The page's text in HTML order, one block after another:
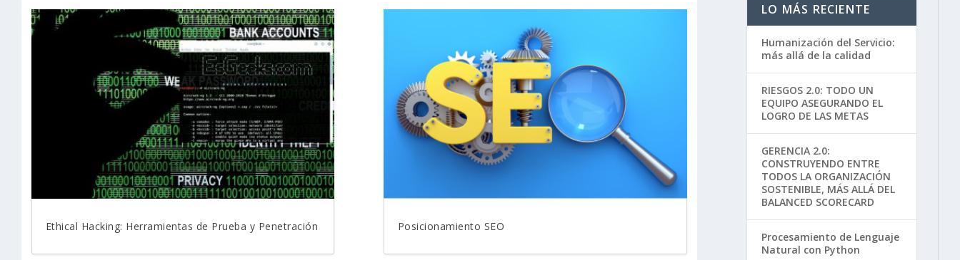
Ethical Hacking: Herramientas de Prueba y Penetración Posicionamiento SEO
LO MÁS RECIENTE
Humanización del Servicio:
más allá de la calidad
RIESGOS 2.0: TODO UN
EQUIPO ASEGURANDO EL
LOGRO DE LAS METAS
GERENCIA 2.0:
CONSTRUYENDO ENTRE
TODOS LA ORGANIZACIÓN
SOSTENIBLE, MÁS ALLÁ DEL
BALANCED SCORECARD
Procesamiento de Lenguaje
Natural con Python